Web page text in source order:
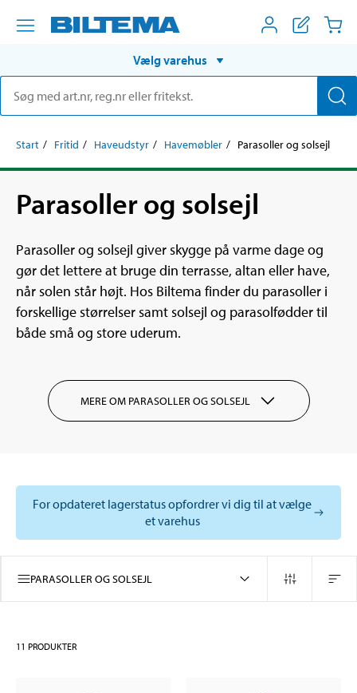
Vælg varehus
Start Fritid Haveudstyr Havemøbler Parasoller og solsejl
Parasoller og solsejl
Parasoller og solsejl giver skygge på varme dage og
gør det lettere at bruge din terrasse, altan eller have,
når solen står højt. Hos Biltema finder du parasoller i
forskellige størrelser samt solsejl og parasolfødder til
både små og store uderum.
MERE OM PARASOLLER OG SOLSEJL
For opdateret lagerstatus opfordrer vi dig til at vælge
et varehus
PARASOLLER OG SOLSEJL
11 PRODUKTER